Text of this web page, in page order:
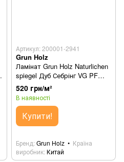
Артикул: 200001-2941
Grun Holz
Ламінат Grun Holz Naturlichen
spiegel Дуб Себрінг VG PF
92505
520 грн/м²
В наявності
Купити!
Бренд Grun Holz
Країна
виробник Китай